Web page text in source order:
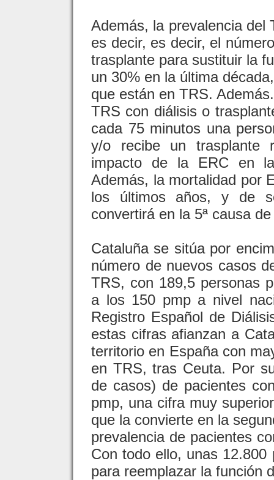
Además, la prevalencia del
es decir, es decir, el
trasplante para sustituir la
un 30% en la última
que están en TRS.
TRS con diálisis o
cada 75 minutos una
y/o recibe un trasplante
impacto de la ERC en
Además, la mortalidad por
los últimos años, y de
convertirá en la 5ª causa
Cataluña se sitúa por
número de nuevos casos
TRS, con 189,5 personas
a los 150 pmp a nivel
Registro Español de
estas cifras afianzan a
territorio en España con
en TRS, tras Ceuta. Por
de casos) de pacientes
pmp, una cifra muy
que la convierte en la
prevalencia de pacientes
Con todo ello, unas
para reemplazar la función